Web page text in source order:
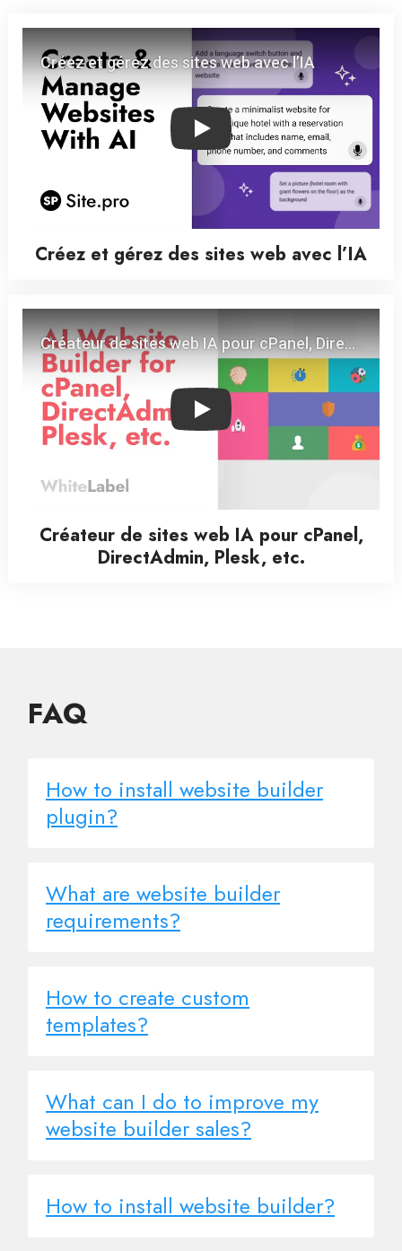
Play
Créez et gérez des sites web avec l’IA
Play
Créateur de sites web IA pour cPanel,
DirectAdmin, Plesk, etc.
FAQ
How to install website builder
plugin?
What are website builder
requirements?
How to create custom
templates?
What can I do to improve my
website builder sales?
How to install website builder?